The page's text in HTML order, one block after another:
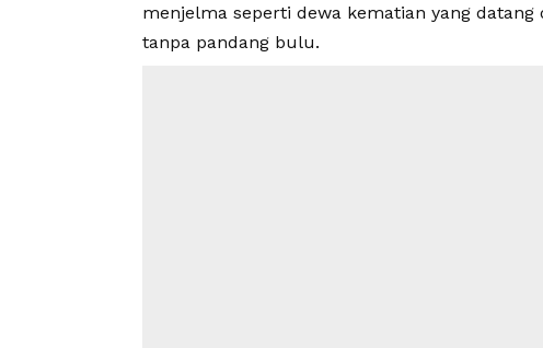
menjelma seperti dewa kematian yang
tanpa pandang bulu.